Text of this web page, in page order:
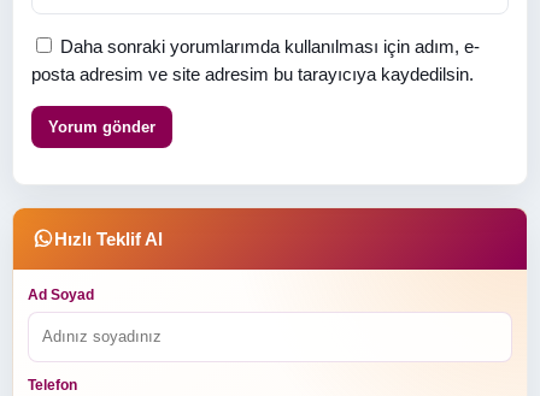
Hızlı Teklif Al
Ad Soyad
Telefon
Daha sonraki yorumlarımda kullanılması için adım, e-
posta adresim ve site adresim bu tarayıcıya kaydedilsin.